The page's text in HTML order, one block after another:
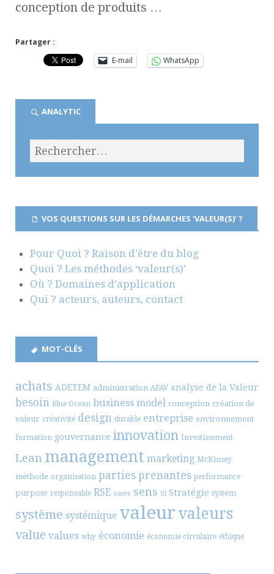
conception de produits …
Partager :
E-mail
WhatsApp
ANALYTIC
VOS QUESTIONS SUR LES DÉMARCHES ‘VALEUR(S)’ ?
Pour Quoi ? Raison d’être du blog
Quoi ? Les méthodes ‘valeur(s)’
Où ? Domaines d’application
Qui ? acteurs, auteurs, contact
MOT-CLÉS
achats ADETEM administration AFAV analyse de la Valeur
besoin Blue Ocean business model conception création de
valeur créativité design durable entreprise environnement
formation gouvernance innovation Investissement
Lean management marketing McKinsey
méthode organisation parties prenantes performance
purpose responsable RSE santé sens SI Stratégie system
système systémique valeur valeurs
value values why économie économie circulaire éthique